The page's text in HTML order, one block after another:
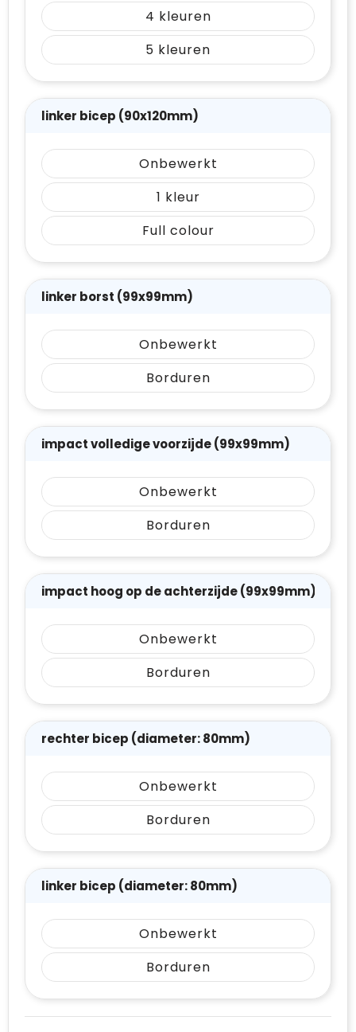
4
5
linker bicep (90x120mm)
Onbewerkt
1
Full colour
linker borst (99x99mm)
Onbewerkt
Borduren
impact volledige voorzijde (99x99mm)
Onbewerkt
Borduren
impact hoog op de achterzijde (99x99mm)
Onbewerkt
Borduren
rechter bicep (diameter: 80mm)
Onbewerkt
Borduren
linker bicep (diameter: 80mm)
Onbewerkt
Borduren